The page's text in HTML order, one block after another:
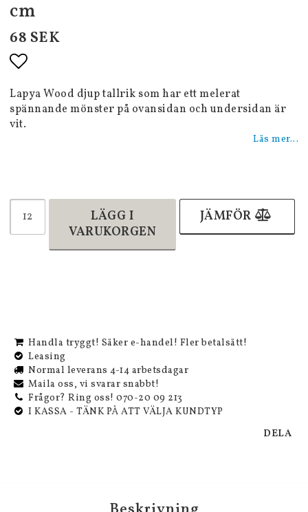
cm
68 SEK
Lägg till i favoritlistan
Lapya Wood djup tallrik som har ett melerat
spännande mönster på ovansidan och undersidan är
vit.
Läs mer...
LÄGG I
VARUKORGEN
JÄMFÖR
Handla tryggt! Säker e-handel! Fler betalsätt!
Leasing
Normal leverans 4-14 arbetsdagar
Maila oss, vi svarar snabbt!
Frågor? Ring oss! 070-20 09 213
I KASSA - TÄNK PÅ ATT VÄLJA KUNDTYP
DELA